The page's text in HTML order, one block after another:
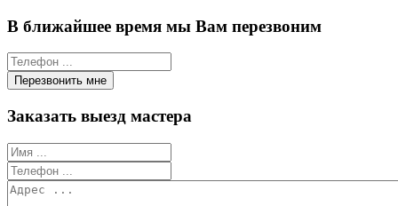
В ближайшее время мы Вам перезвоним
Заказать выезд мастера